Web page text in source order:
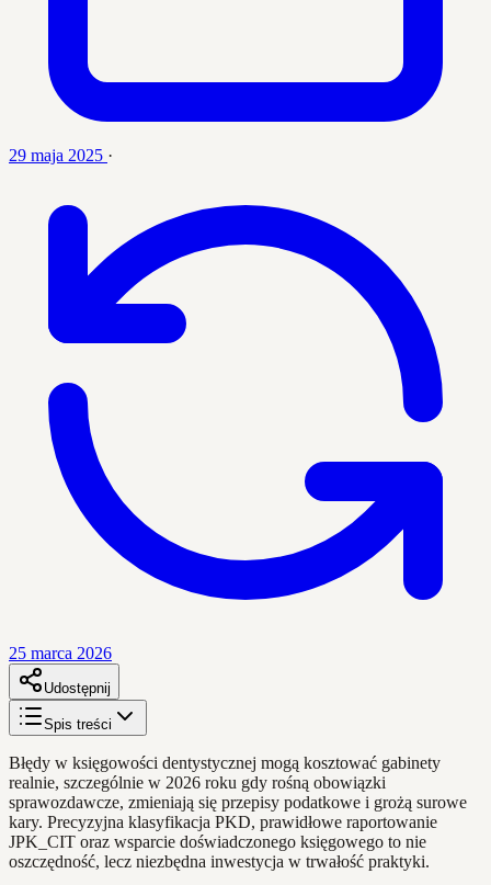
29 maja 2025 ·
25 marca 2026
Udostępnij
Spis treści
Błędy w księgowości dentystycznej mogą kosztować gabinety
realnie, szczególnie w 2026 roku gdy rośną obowiązki
sprawozdawcze, zmieniają się przepisy podatkowe i grożą surowe
kary. Precyzyjna klasyfikacja PKD, prawidłowe raportowanie
JPK_CIT oraz wsparcie doświadczonego księgowego to nie
oszczędność, lecz niezbędna inwestycja w trwałość praktyki.